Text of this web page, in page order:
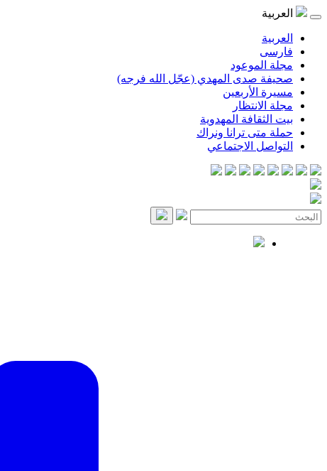
العربية
العربية
فارسی
مجلة الموعود
صحيفة صدى المهدي (عجّل الله فرجه)
مسيرة الأربعين
مجلة الانتظار
بيت الثقافة المهدوية
حملة متى ترانا ونراك
التواصل الاجتماعي